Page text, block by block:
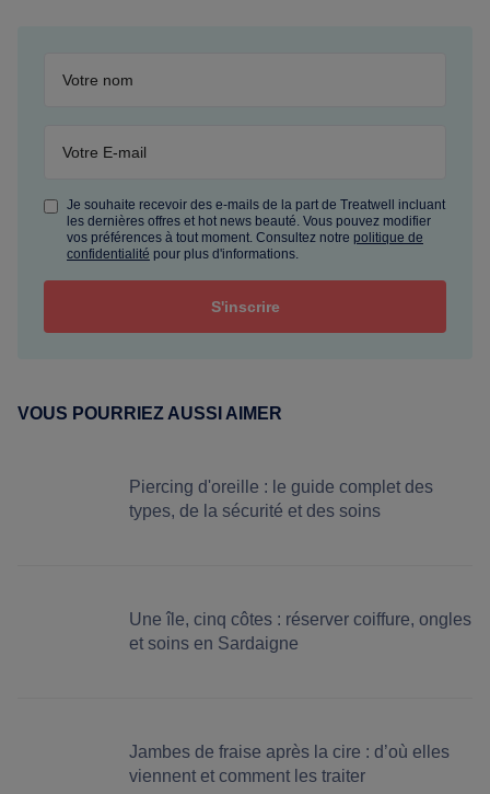
Je souhaite recevoir des e-mails de la part de Treatwell incluant
les dernières offres et hot news beauté. Vous pouvez modifier
vos préférences à tout moment. Consultez notre politique de
confidentialité pour plus d'informations.
VOUS POURRIEZ AUSSI AIMER
Piercing d'oreille : le guide complet des
types, de la sécurité et des soins
Une île, cinq côtes : réserver coiffure, ongles
et soins en Sardaigne
Jambes de fraise après la cire : d’où elles
viennent et comment les traiter